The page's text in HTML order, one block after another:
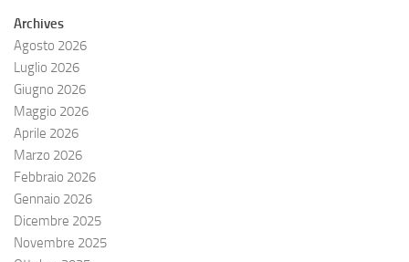
Archives
Agosto 2026
Luglio 2026
Giugno 2026
Maggio 2026
Aprile 2026
Marzo 2026
Febbraio 2026
Gennaio 2026
Dicembre 2025
Novembre 2025